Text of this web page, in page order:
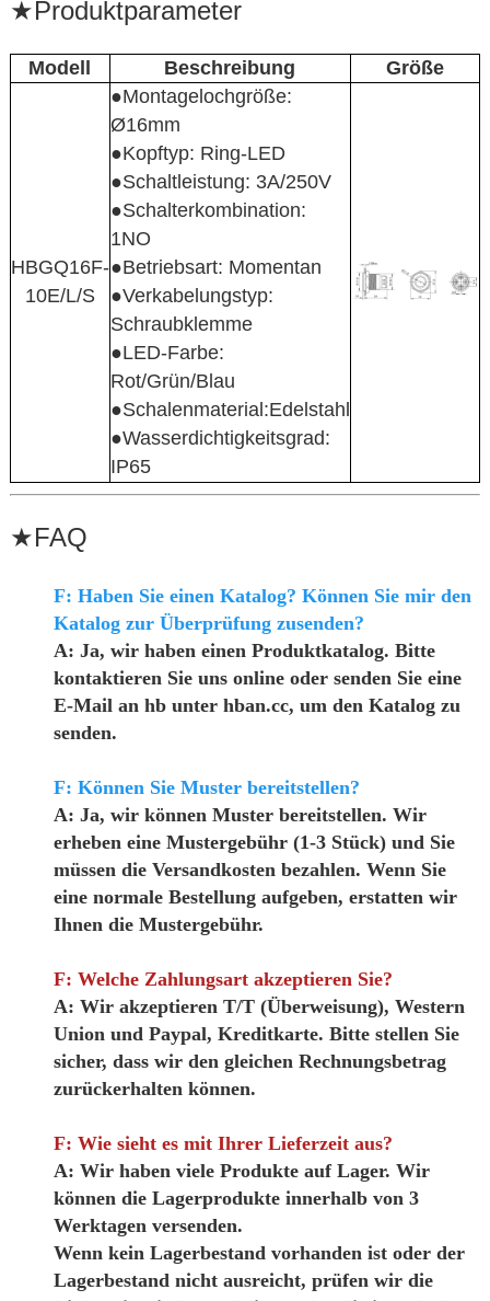
★Produktparameter
Modell Beschreibung Größe
HBGQ16F-
10E/L/S
●Montagelochgröße:
Ø16mm
●Kopftyp: Ring-LED
●Schaltleistung: 3A/250V
●Schalterkombination:
1NO
●Betriebsart: Momentan
●Verkabelungstyp:
Schraubklemme
●LED-Farbe:
Rot/Grün/Blau
●Schalenmaterial:Edelstahl
●Wasserdichtigkeitsgrad:
IP65
★FAQ
F: Haben Sie einen Katalog? Können Sie mir den
Katalog zur Überprüfung zusenden?
A: Ja, wir haben einen Produktkatalog. Bitte
kontaktieren Sie uns online oder senden Sie eine
E-Mail an hb unter hban.cc, um den Katalog zu
senden.
F: Können Sie Muster bereitstellen?
A: Ja, wir können Muster bereitstellen. Wir
erheben eine Mustergebühr (1-3 Stück) und Sie
müssen die Versandkosten bezahlen. Wenn Sie
eine normale Bestellung aufgeben, erstatten wir
Ihnen die Mustergebühr.
F: Welche Zahlungsart akzeptieren Sie?
A: Wir akzeptieren T/T (Überweisung), Western
Union und Paypal, Kreditkarte. Bitte stellen Sie
sicher, dass wir den gleichen Rechnungsbetrag
zurückerhalten können.
F: Wie sieht es mit Ihrer Lieferzeit aus?
A: Wir haben viele Produkte auf Lager. Wir
können die Lagerprodukte innerhalb von 3
Werktagen versenden.
Wenn kein Lagerbestand vorhanden ist oder der
Lagerbestand nicht ausreicht, prüfen wir die